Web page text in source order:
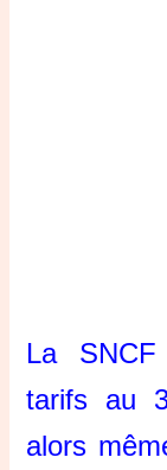
La SNCF
tarifs au
alors